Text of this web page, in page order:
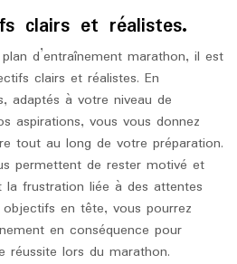
clairs et réalistes.
d’entraînement marathon, il est
clairs et réalistes. En
adaptés à votre niveau de
aspirations, vous vous donnez
tout au long de votre préparation.
permettent de rester motivé et
frustration liée à des attentes
en tête, vous pourrez
en conséquence pour
réussite lors du marathon.